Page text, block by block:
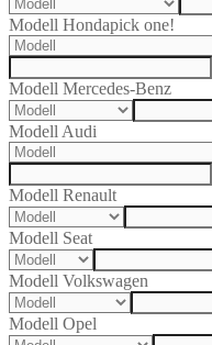
Modell Hondapick one!
Modell Mercedes-Benz
Modell Audi
Modell Renault
Modell Seat
Modell Volkswagen
Modell Opel